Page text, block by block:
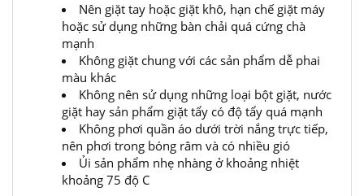
Nên giặt tay hoặc giặt khô, hạn chế giặt máy
hoặc sử dụng những bàn chải quá cứng chà
mạnh
Không giặt chung với các sản phẩm dễ phai
màu khác
Không nên sử dụng những loại bột giặt, nước
giặt hay sản phẩm giặt tẩy có độ tẩy quá mạnh
Không phơi quần áo dưới trời nắng trực tiếp,
nên phơi trong bóng râm và có nhiều gió
Ủi sản phẩm nhẹ nhàng ở khoảng nhiệt
khoảng 75 độ C